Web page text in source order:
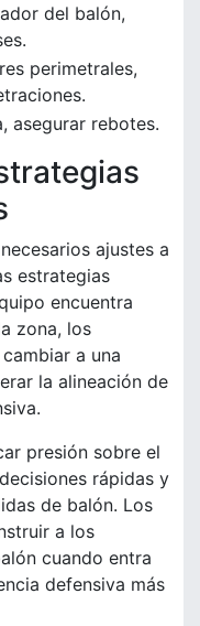
del balón,
perimetrales,
asegurar rebotes.
ajustes a
estrategias
encuentra
zona, los
a una
la alineación de
presión sobre el
rápidas y
de balón. Los
a los
cuando entra
defensiva más